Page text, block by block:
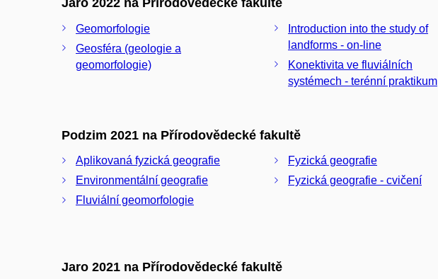
Jaro 2022 na Přírodovědecké fakultě
Geomorfologie
Geosféra (geologie a
geomorfologie)
Introduction into the study of
landforms - on-line
Konektivita ve fluviálních
systémech - terénní praktikum
Podzim 2021 na Přírodovědecké fakultě
Aplikovaná fyzická geografie
Environmentální geografie
Fluviální geomorfologie
Fyzická geografie
Fyzická geografie - cvičení
Jaro 2021 na Přírodovědecké fakultě